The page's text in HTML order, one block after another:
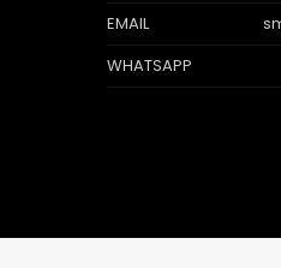
EMAIL
WHATSAPP